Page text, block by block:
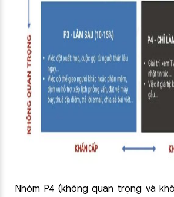
Nhóm P4 (không quan trọng và